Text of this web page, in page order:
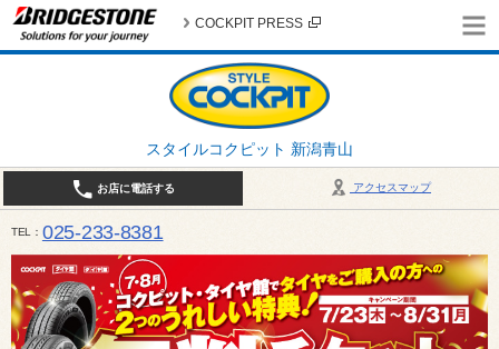
スタイルコクピット 新潟青山
COCKPIT PRESS
アクセスマップ
お店に電話する
TEL 025-233-8381
営業時間は10:00～18:30 作業、商談受付は10:00〜18:00です。 / 定休日：2026年 8月のお休み
（日曜日）、19日（水曜日）26日（水曜日）